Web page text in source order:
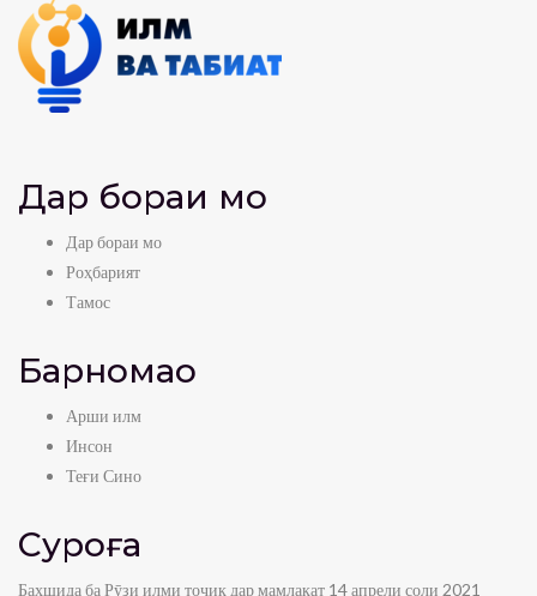
Дар бораи мо
Дар бораи мо
Роҳбарият
Тамос
Барномаҳо
Арши илм
Инсон
Теғи Сино
Суроға
Бахшида ба Рӯзи илми тоҷик дар мамлакат 14 апрели соли 2021